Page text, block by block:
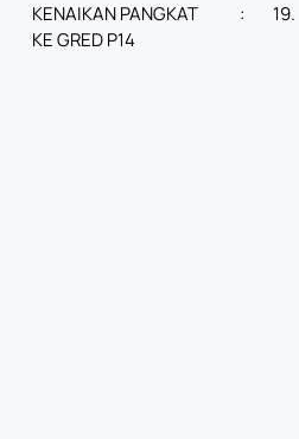
KENAIKAN PANGKAT
KE GRED P14
: 19.